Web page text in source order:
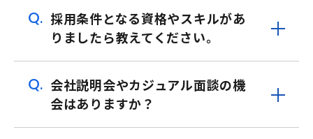
Q. 採用条件となる資格やスキルがあ
りましたら教えてください。
Q. 会社説明会やカジュアル面談の機
会はありますか？